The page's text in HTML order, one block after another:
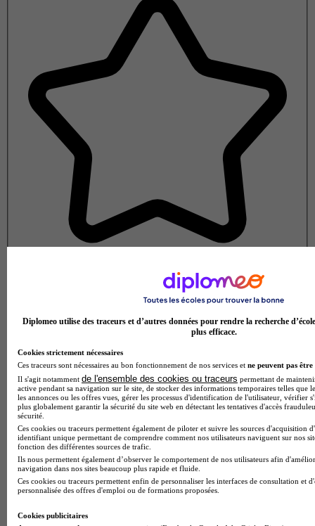
Diplomeo utilise des traceurs et d’autres données pour rendre la recherche
plus efficace.
Cookies strictement nécessaires
Ces traceurs sont nécessaires au bon fonctionnement de nos services et ne peuvent pas être
Il s'agit notamment de l'ensemble des cookies ou traceurs permettant de
active pendant sa navigation sur le site, de stocker des informations temporaires telles que
les annonces ou les offres vues, gérer les processus d'identification de l'utilisateur, vérifier
plus globalement garantir la sécurité du site web en détectant les tentatives d'accès
sécurité.
Ces cookies ou traceurs permettent également de piloter et suivre les sources d'acquisition
identifiant unique permettant de comprendre comment nos utilisateurs naviguent sur nos
fonction des différentes sources de trafic.
Ils nous permettent également d’observer le comportement de nos utilisateurs afin
navigation dans nos sites beaucoup plus rapide et fluide.
Ces cookies ou traceurs permettent enfin de personnaliser les interfaces de consultation et
personnalisée des offres d'emploi ou de formations proposées.
Cookies publicitaires